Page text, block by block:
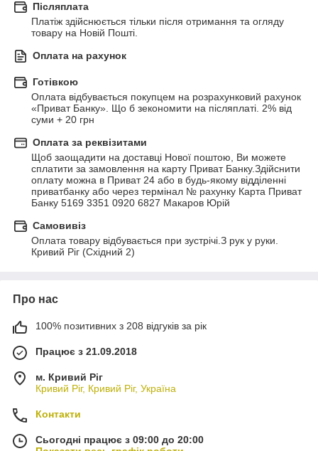
Післяплата
Платіж здійснюється тільки після отримання та огляду
товару на Новій Пошті.
Оплата на рахунок
Готівкою
Оплата відбувається покупцем на розрахунковий рахунок
«Приват Банку». Що б зекономити на післяплаті. 2% від
суми + 20 грн
Оплата за реквізитами
Щоб заощадити на доставці Нової поштою, Ви можете
сплатити за замовлення на карту Приват Банку.Здійснити
оплату можна в Приват 24 або в будь-якому відділенні
приватбанку або через термінал № рахунку Карта Приват
Банку 5169 3351 0920 6827 Макаров Юрій
Самовивіз
Оплата товару відбувається при зустрічі.З рук у руки.
Кривий Ріг (Східний 2)
Про нас
100% позитивних з 208 відгуків за рік
Працює з 21.09.2018
м. Кривий Ріг
Кривий Ріг, Кривий Ріг, Україна
Контакти
Сьогодні працює з 09:00 до 20:00